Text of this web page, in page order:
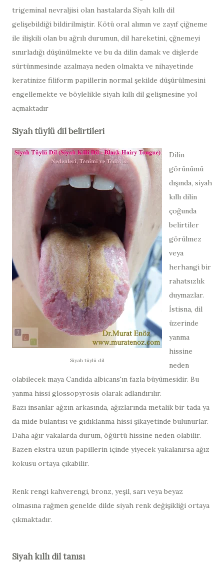
trigeminal nevraljisi olan hastalarda Siyah kıllı dil
gelişebildiği bildirilmiştir. Kötü oral alımın ve zayıf çiğneme
ile ilişkili olan bu ağrılı durumun, dil hareketini, çğnemeyi
sınırladığı düşünülmekte ve bu da dilin damak ve dişlerde
sürtünmesinde azalmaya neden olmakta ve nihayetinde
keratinize filiform papillerin normal şekilde düşürülmesini
engellemekte ve böylelikle siyah kıllı dil gelişmesine yol
açmaktadır
Siyah tüylü dil belirtileri
Siyah tüylü dil
Dilin
görünümü
dışında, siyah
kıllı dilin
çoğunda
belirtiler
görülmez
veya
herhangi bir
rahatsızlık
duymazlar.
İstisna, dil
üzerinde
yanma
hissine
neden
olabilecek maya Candida albicans'ın fazla büyümesidir. Bu
yanma hissi glossopyrosis olarak adlandırılır.
Bazı insanlar ağzın arkasında, ağızlarında metalik bir tada ya
da mide bulantısı ve gıdıklanma hissi şikayetinde bulunurlar.
Daha ağır vakalarda durum, öğürtü hissine neden olabilir.
Bazen ekstra uzun papillerin içinde yiyecek yakalanırsa ağız
kokusu ortaya çıkabilir.
Renk rengi kahverengi, bronz, yeşil, sarı veya beyaz
olmasına rağmen genelde dilde siyah renk değişikliği ortaya
çıkmaktadır.
Siyah kıllı dil tanısı